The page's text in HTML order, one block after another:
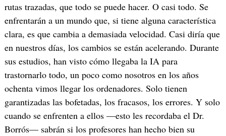
rutas trazadas, que todo se puede hacer. O casi todo. Se
enfrentarán a un mundo que, si tiene alguna característica
clara, es que cambia a demasiada velocidad. Casi diría que
en nuestros días, los cambios se están acelerando. Durante
sus estudios, han visto cómo llegaba la IA para
trastornarlo todo, un poco como nosotros en los años
ochenta vimos llegar los ordenadores. Solo tienen
garantizadas las bofetadas, los fracasos, los errores. Y solo
cuando se enfrenten a ellos —esto les recordaba el Dr.
Borrós— sabrán si los profesores han hecho bien su